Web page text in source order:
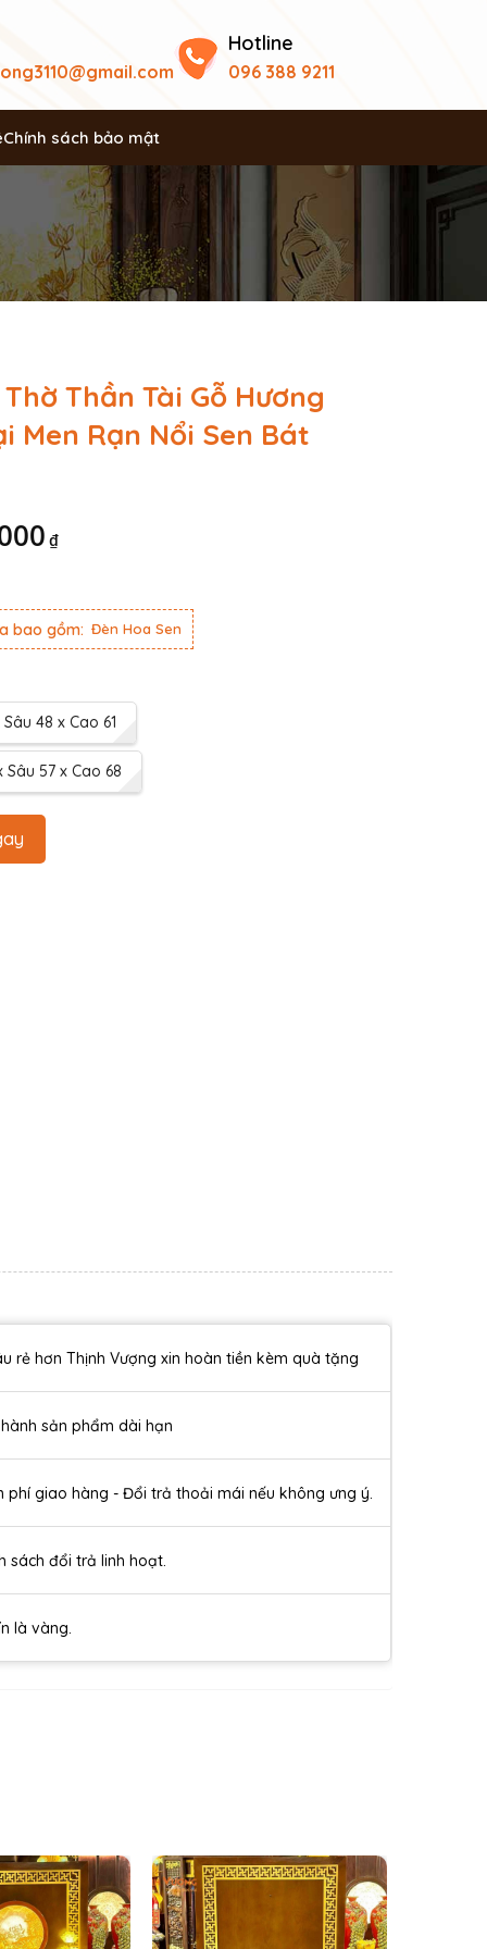
Hotline
096 388 9211
Chính sách bảo mật
Thần Tài Gỗ Hương
Men Rạn Nổi Sen Bát
₫
48 x Cao 61
57 x Cao 68
bao gồm: Đèn Hoa Sen
rẻ hơn Thịnh Vượng xin hoàn tiền kèm quà tặng
sản phẩm dài hạn
phí giao hàng - Đổi trả thoải mái nếu không ưng ý.
sách đổi trả linh hoạt.
là vàng.